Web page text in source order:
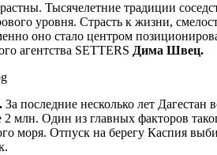
Тысячелетние традиции
уровня. Страсть к жизни,
оно стало центром
агентства SETTERS Дима Швец.
За последние несколько лет
млн. Один из главных факторов
моря. Отпуск на берегу Каспия